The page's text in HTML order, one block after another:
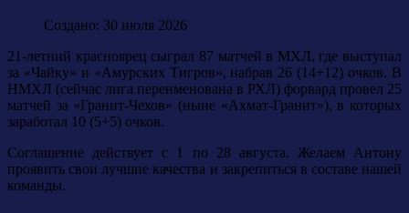
Создано: 30 июля 2026
21-летний красноярец сыграл 87 матчей в МХЛ, где выступал
за «Чайку» и «Амурских Тигров», набрав 26 (14+12) очков. В
НМХЛ (сейчас лига переименована в РХЛ) форвард провел 25
матчей за «Гранит-Чехов» (ныне «Ахмат-Гранит»), в которых
заработал 10 (5+5) очков.
Соглашение действует с 1 по 28 августа. Желаем Антону
проявить свои лучшие качества и закрепиться в составе нашей
команды.